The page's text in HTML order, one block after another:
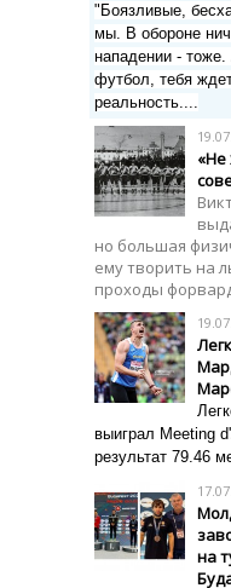
"Боязливые,
мы. В обороне
нападении -
футбол, тебя
реальность....
«Не
но большая
ему творить на
проходы
выиграл Meeting
результат 79.46
на